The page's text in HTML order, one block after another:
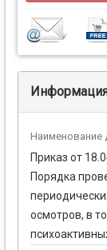
Наименование
Приказ от
Порядка
осмотров, в